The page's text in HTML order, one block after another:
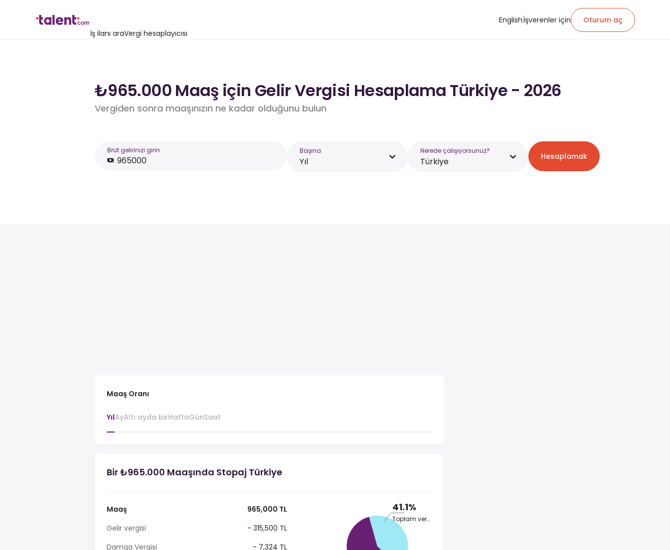
İş ilanı araVergi hesaplayıcısı
English İşverenler için Oturum aç
₺965.000 Maaş için Gelir Vergisi Hesaplama Türkiye - 2026
Vergiden sonra maaşınızın ne kadar olduğunu bulun
Brüt gelirinizi girin Başına
Yıl
Nerede çalışıyorsunuz?
Türkiye Hesaplamak
Maaş Oranı
YılAyAltı ayda birHaftaGünSaat
Bir ₺965.000 Maaşında Stopaj Türkiye
Maaş
965,000 TL
Gelir vergisi
- 315,500 TL
Damga Vergisi
- 7,324 TL
41.1%
Toplam vergi